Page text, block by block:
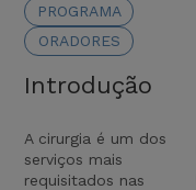
PROGRAMA
ORADORES
Introdução
A cirurgia é um dos
serviços mais
requisitados nas